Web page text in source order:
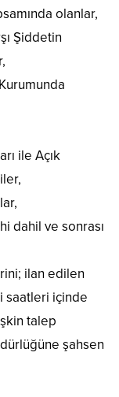
olanlar,
Şiddetin
ile Açık
dahil ve sonrası
ilan edilen
saatleri içinde
talep
şahsen